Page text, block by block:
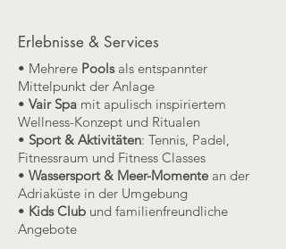
Erlebnisse & Services
• Mehrere Poolsals entspannter
Mittelpunkt der Anlage
• Vair Spa mit apulisch inspiriertem
Wellness-Konzept und Ritualen
• Sport & Aktivitäten: Tennis, Padel,
Fitnessraum und Fitness Classes
• Wassersport & Meer-Momente an der
Adriaküste in der Umgebung
• Kids Club und familienfreundliche
Angebote